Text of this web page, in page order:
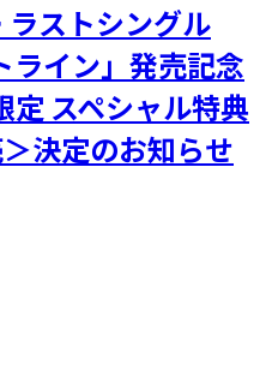
ストシングル
ライン」発売記念
スペシャル特典
決定のお知らせ